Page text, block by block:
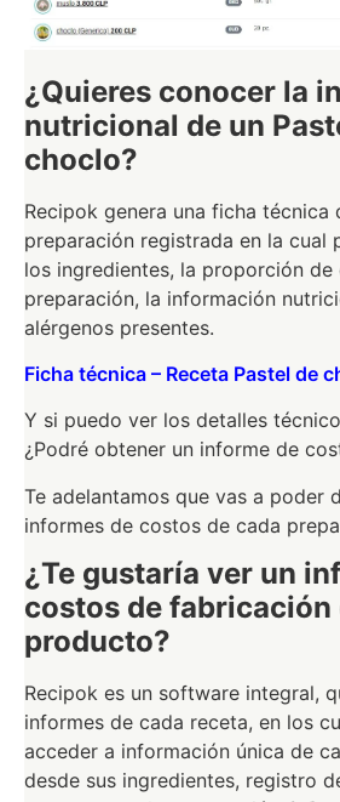
¿Quieres conocer la
nutricional de un
choclo?
Recipok genera una ficha técnica
preparación registrada en la cual
los ingredientes, la proporción
preparación, la información
alérgenos presentes.
Ficha técnica – Receta Pastel de
Y si puedo ver los detalles
¿Podré obtener un informe de
Te adelantamos que vas a poder
informes de costos de cada
¿Te gustaría ver un
costos de fabricación
producto?
Recipok es un software integral,
informes de cada receta, en los
acceder a información única de
desde sus ingredientes, registro